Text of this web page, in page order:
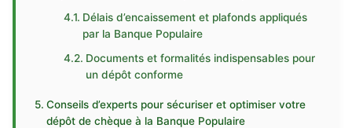
Délais d’encaissement et plafonds appliqués
par la Banque Populaire
Documents et formalités indispensables pour
un dépôt conforme
Conseils d’experts pour sécuriser et optimiser votre
dépôt de chèque à la Banque Populaire